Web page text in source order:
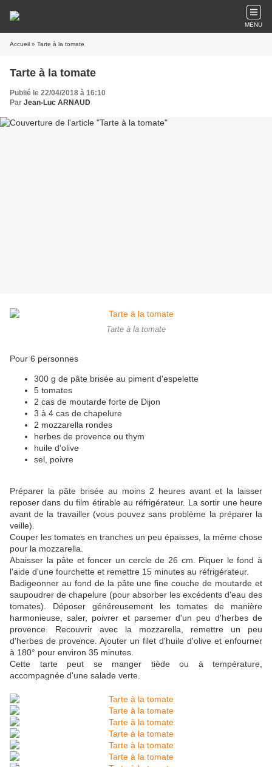
MENU
Accueil » Tarte à la tomate
Tarte à la tomate
Publié le 22/04/2018 à 16:10
Par Jean-Luc ARNAUD
Tarte à la tomate
Pour 6 personnes
300 g de pâte brisée au piment d'espelette
5 tomates
2 cas de moutarde forte de Dijon
3 à 4 cas de chapelure
2 mozzarella rondes
herbes de provence ou thym
huile d'olive
sel, poivre
Préparer la pâte brisée au moins 2 heures avant et la laisser
reposer dans du film étirable au réfrigérateur. La sortir une heure
avant de la travailler (vous pouvez sans problème la préparer la
veille).
Couper les tomates en tranches un peu épaisses, la même chose
pour la mozzarella.
Abaisser la pâte et foncer un cercle de 26 cm. Piquer le fond à
l'aide d'une fourchette et remettre 15 minutes au réfrigérateur.
Badigeonner au fond de la pâte une fine couche de moutarde et
saupoudrer de chapelure (pour absorber les excédents d'eau des
tomates). Déposer généreusement les tomates de manière
harmonieuse, saler, poivrer et parsemer d'un peu d'herbes de
provence. Recouvrir avec la mozzarella, remettre un peu
d'herbes de provence. Ajouter un filet d'huile d'olive et enfourner
à 180° pour environ 35 minutes.
Cette tarte peut se manger tiède ou à température,
accompagnée d'une salade verte.